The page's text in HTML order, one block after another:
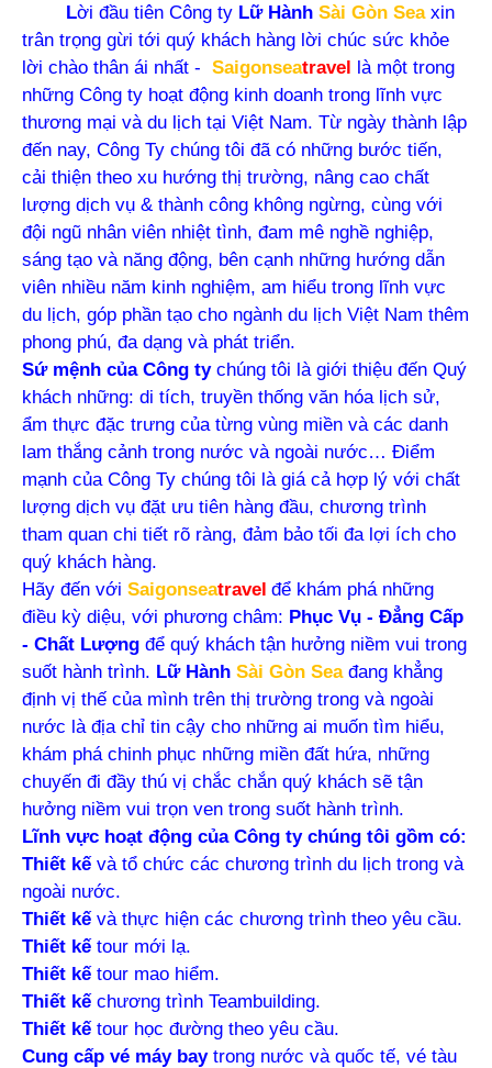
Lời đầu tiên Công ty Lữ Hành Sài Gòn Seaxin
trân trọng gừi tới quý khách hàng lời chúc sức khỏe
lời chào thân ái nhất - Saigonseatravel là một trong
những Công ty hoạt động kinh doanh trong lĩnh vực
thương mại và du lịch tại Việt Nam. Từ ngày thành lập
đến nay, Công Ty chúng tôi đã có những bước tiến,
cải thiện theo xu hướng thị trường, nâng cao chất
lượng dịch vụ & thành công không ngừng, cùng với
đội ngũ nhân viên nhiệt tình, đam mê nghề nghiệp,
sáng tạo và năng động, bên cạnh những hướng dẫn
viên nhiều năm kinh nghiệm, am hiểu trong lĩnh vực
du lịch, góp phần tạo cho ngành du lịch Việt Nam thêm
phong phú, đa dạng và phát triển.
Sứ mệnh của Công tychúng tôi là giới thiệu đến Quý
khách những: di tích, truyền thống văn hóa lịch sử,
ẩm thực đặc trưng của từng vùng miền và các danh
lam thắng cảnh trong nước và ngoài nước… Điểm
mạnh của Công Ty chúng tôi là giá cả hợp lý với chất
lượng dịch vụ đặt ưu tiên hàng đầu, chương trình
tham quan chi tiết rõ ràng, đảm bảo tối đa lợi ích cho
quý khách hàng.
Hãy đến với Saigonseatravel để khám phá những
điều kỳ diệu, với phương châm: Phục Vụ - Đẳng Cấp
- Chất Lượng để quý khách tận hưởng niềm vui trong
suốt hành trình. Lữ Hành Sài Gòn Seađang khẳng
định vị thế của mình trên thị trường trong và ngoài
nước là địa chỉ tin cậy cho những ai muốn tìm hiểu,
khám phá chinh phục những miền đất hứa, những
chuyến đi đầy thú vị chắc chắn quý khách sẽ tận
hưởng niềm vui trọn ven trong suốt hành trình.
Lĩnh vực hoạt động của Công ty chúng tôi gồm có:
Thiết kếvà tổ chức các chương trình du lịch trong và
ngoài nước.
Thiết kếvà thực hiện các chương trình theo yêu cầu.
Thiết kếtour mới lạ.
Thiết kếtour mao hiểm.
Thiết kếchương trình Teambuilding.
Thiết kếtour học đường theo yêu cầu.
Cung cấp vé máy baytrong nước và quốc tế, vé tàu